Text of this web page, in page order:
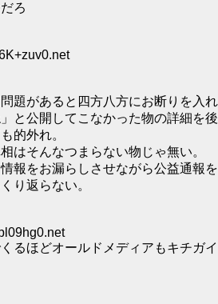
ろ
題があると四方八方にお断りを入れ
と公開してこなかった物の詳細を後
的外れ。
はそんなつまらない物じゃ無い。
報をお漏らしさせながら公益通報を
り返らない。
るほどオールドメディアもキチガイ